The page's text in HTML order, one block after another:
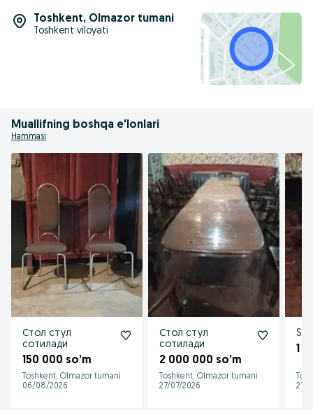
Toshkent, Olmazor tumani
Toshkent viloyati
Muallifning boshqa e'lonlari
Hammasi
Стол стул
сотилади
150 000 so’m
Toshkent, Olmazor tumani
06/08/2026
Стол стул
сотилади
2 000 000 so’m
Toshkent, Olmazor tumani
27/07/2026
1
27/